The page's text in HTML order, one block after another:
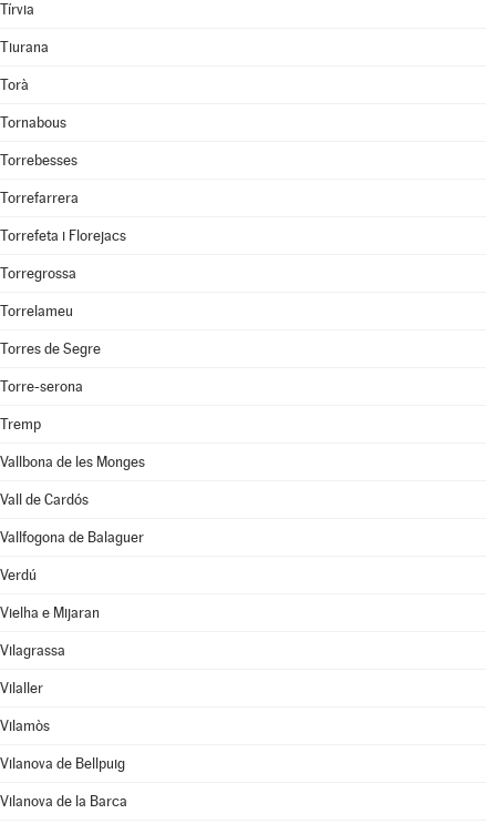
Tírvia
Tiurana
Torà
Tornabous
Torrebesses
Torrefarrera
Torrefeta i Florejacs
Torregrossa
Torrelameu
Torres de Segre
Torre-serona
Tremp
Vallbona de les Monges
Vall de Cardós
Vallfogona de Balaguer
Verdú
Vielha e Mijaran
Vilagrassa
Vilaller
Vilamòs
Vilanova de Bellpuig
Vilanova de la Barca